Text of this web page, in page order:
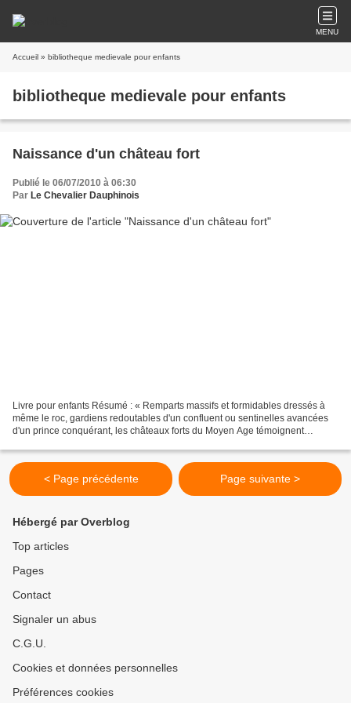
MENU
Accueil » bibliotheque medievale pour enfants
bibliotheque medievale pour enfants
Naissance d'un château fort
Publié le 06/07/2010 à 06:30
Par Le Chevalier Dauphinois
Livre pour enfants Résumé : « Remparts massifs et formidables dressés à
même le roc, gardiens redoutables d'un confluent ou sentinelles avancées
d'un prince conquérant, les châteaux forts du Moyen Age témoignent
< Page précédente Page suivante >
Hébergé par Overblog
Top articles
Pages
Contact
Signaler un abus
C.G.U.
Cookies et données personnelles
Préférences cookies